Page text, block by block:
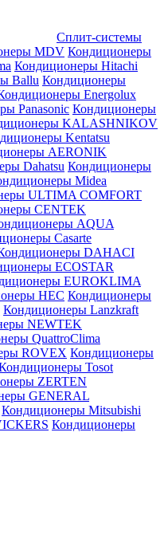
Сплит-системы
MDV Кондиционеры
Кондиционеры Hitachi
Ballu Кондиционеры
Energolux
Panasonic Кондиционеры
KALASHNIKOV
Kentatsu
AERONIK
Dahatsu Кондиционеры
Midea
ULTIMA COMFORT
CENTEK
AQUA
Casarte
DAHACI
ECOSTAR
EUROKLIMA
HEC Кондиционеры
Кондиционеры Lanzkraft
NEWTEK
QuattroClima
ROVEX Кондиционеры
Tosot
ZERTEN
GENERAL
Кондиционеры Mitsubishi
Кондиционеры